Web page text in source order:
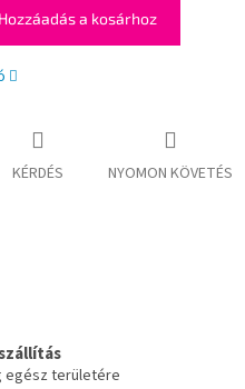
Hozzáadás a kosárhoz
KÉRDÉS NYOMON KÖVETÉS
egész területére